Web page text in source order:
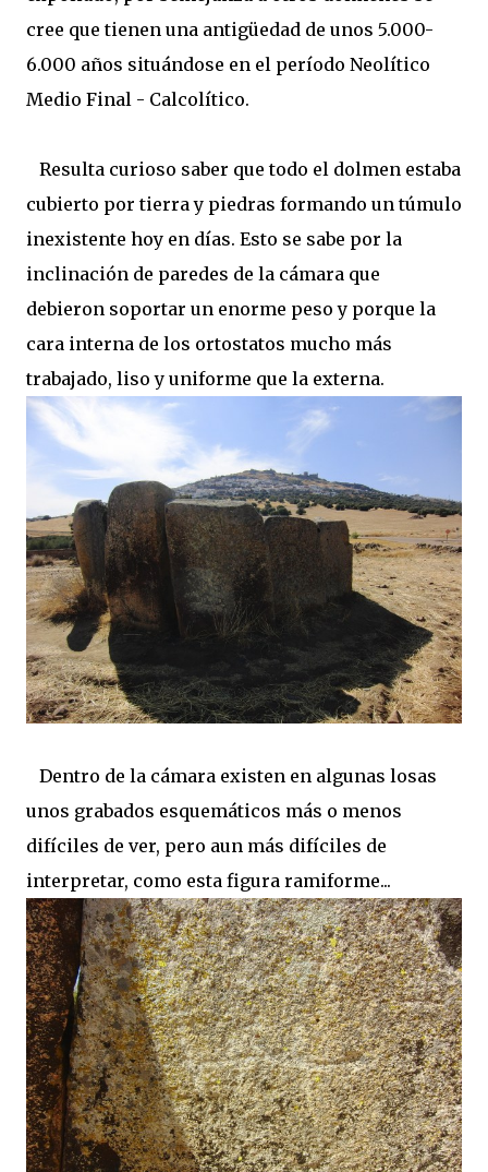
cree que tienen una antigüedad de unos 5.000-
6.000 años situándose en el período Neolítico
Medio Final - Calcolítico.
Resulta curioso saber que todo el dolmen estaba
cubierto por tierra y piedras formando un túmulo
inexistente hoy en días. Esto se sabe por la
inclinación de paredes de la cámara que
debieron soportar un enorme peso y porque la
cara interna de los ortostatos mucho más
trabajado, liso y uniforme que la externa.
Dentro de la cámara existen en algunas losas
unos grabados esquemáticos más o menos
difíciles de ver, pero aun más difíciles de
interpretar, como esta figura ramiforme...